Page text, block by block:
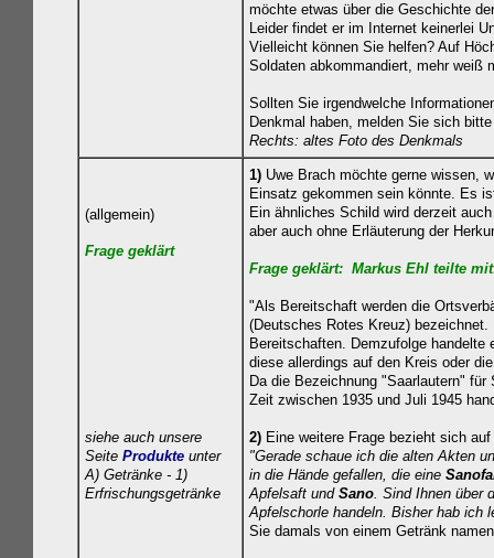
möchte etwas über die Geschichte
Leider findet er im Internet keinerlei
Vielleicht können Sie helfen? Auf
Soldaten abkommandiert, mehr weiß
Sollten Sie irgendwelche
Denkmal haben, melden Sie sich
Rechts: altes Foto des Denkmals
(allgemein)
Frage geklärt
siehe auch unsere
Seite Produkte unter
A) Getränke - 1)
Erfrischungsgetränke
1) Uwe Brach möchte gerne wissen,
Einsatz gekommen sein könnte. Es
Ein ähnliches Schild wird derzeit
aber auch ohne Erläuterung der
Frage geklärt: Markus Ehl teilte
"Als Bereitschaft werden die
(Deutsches Rotes Kreuz)
Bereitschaften. Demzufolge
diese allerdings auf den Kreis oder
Da die Bezeichnung "Saarlautern"
Zeit zwischen 1935 und Juli 1945
2) Eine weitere Frage bezieht sich
"Gerade schaue ich die alten Akten
in die Hände gefallen, die eine
Apfelsaft und Sano. Sind Ihnen über
Apfelschorle handeln. Bisher hab ich
Sie damals von einem Getränk